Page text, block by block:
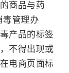
商品与药
毒管理办
产品的标签
不得出现或
电商页面标